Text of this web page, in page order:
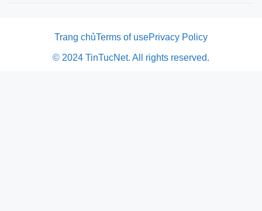
Trang chủTerms of usePrivacy Policy
© 2024 TinTucNet. All rights reserved.